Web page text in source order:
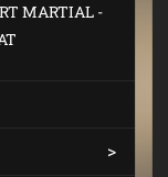
MARTIAL -